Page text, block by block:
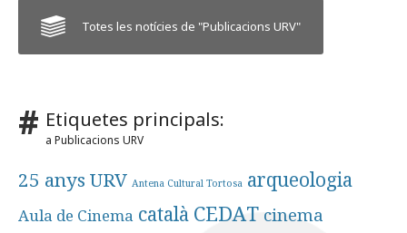
Totes les notícies de "Publicacions URV"
Etiquetes principals:
a Publicacions URV
25 anys URV Antena Cultural Tortosa arqueologia
Aula de Cinema català CEDAT cinema